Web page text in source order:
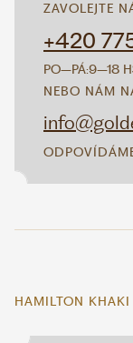
ZAVOLEJTE
+420
PO–PÁ:9–18 H
NEBO NÁM
HAMILTON